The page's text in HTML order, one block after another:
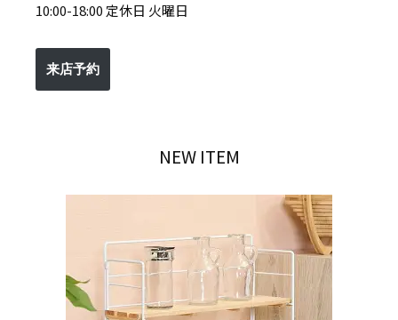
10:00-18:00 定休日 火曜日
来店予約
NEW ITEM